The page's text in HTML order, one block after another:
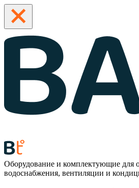
Оборудование и комплектующие для
водоснабжения, вентиляции и